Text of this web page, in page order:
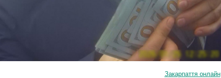
Закарпаття онлайн